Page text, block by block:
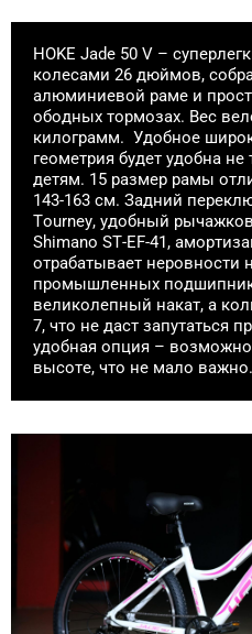
HOKE Jade 50 V –
колесами 26 дюймов,
алюминиевой раме и
ободных тормозах. Вес
килограмм. Удобное
геометрия будет удобна
детям. 15 размер рамы
143-163 см. Задний
Tourney, удобный
Shimano ST-EF-41,
отрабатывает неровности
промышленных
великолепный накат, а
7, что не даст запутаться
удобная опция –
высоте, что не мало важно.